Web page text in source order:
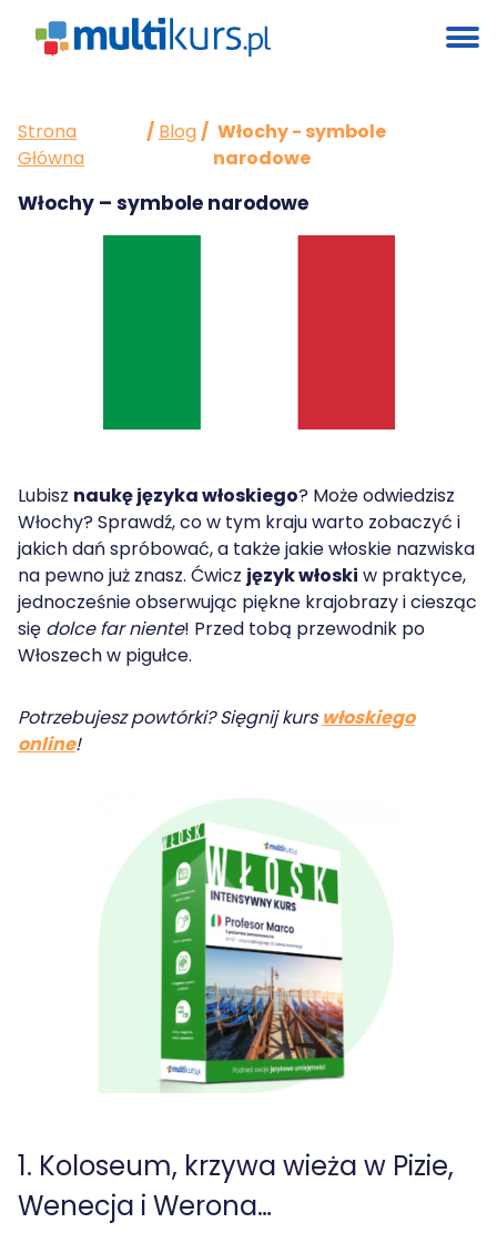
Strona
Główna
/ Blog/ Włochy - symbole
narodowe
Włochy – symbole narodowe
Lubisz naukę języka włoskiego? Może odwiedzisz
Włochy? Sprawdź, co w tym kraju warto zobaczyć i
jakich dań spróbować, a także jakie włoskie nazwiska
na pewno już znasz. Ćwicz język włoski w praktyce,
jednocześnie obserwując piękne krajobrazy i ciesząc
się dolce far niente! Przed tobą przewodnik po
Włoszech w pigułce.
Potrzebujesz powtórki? Sięgnij kurs włoskiego
online!
1. Koloseum, krzywa wieża w Pizie,
Wenecja i Werona…